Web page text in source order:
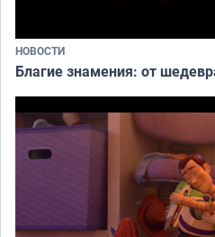
НОВОСТИ
Благие знамения: от